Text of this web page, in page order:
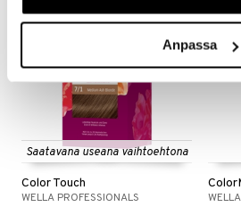
Anpassa
Saatavana useana vaihtoehtona
Color Touch
WELLA PROFESSIONALS